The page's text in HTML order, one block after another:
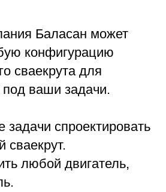
Баласан может
конфигурацию
сваекрута для
ваши задачи.
спроектировать
сваекрут.
любой двигатель,